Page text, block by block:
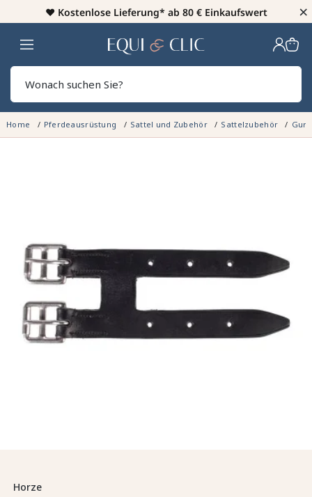
♥️ Kostenlose Lieferung* ab 80 € Einkaufswert ×
Heim
Home Pferdeausrüstung Sattel und Zubehör Sattelzubehör
Horze